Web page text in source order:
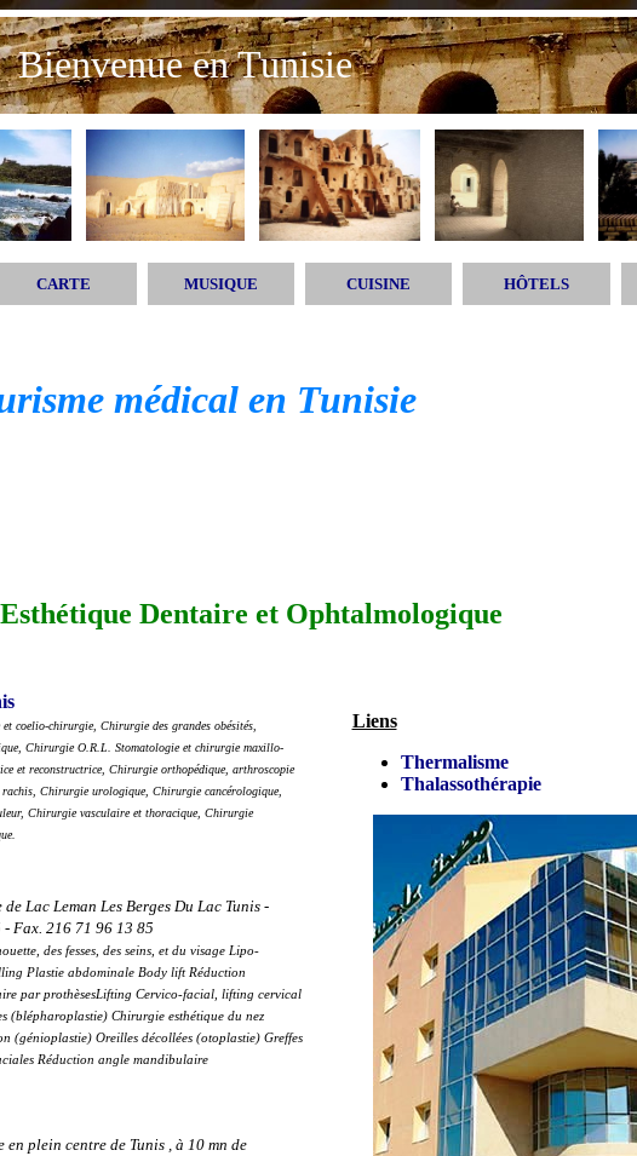
Bienvenue en Tunisie
CARTE MUSIQUE CUISINE HÔTELS
médical en Tunisie
Dentaire et Ophtalmologique
coelio-chirurgie, Chirurgie des grandes obésités,
Chirurgie O.R.L. Stomatologie et chirurgie maxillo-
et reconstructrice, Chirurgie orthopédique, arthroscopie
Chirurgie urologique, Chirurgie cancérologique,
Chirurgie vasculaire et thoracique, Chirurgie
Liens
Thermalisme
Thalassothérapie
de Lac Leman Les Berges Du Lac Tunis -
Fax. 216 71 96 13 85
des fesses, des seins, et du visage Lipo-
Plastie abdominale Body lift Réduction
par prothèsesLifting Cervico-facial, lifting cervical
(blépharoplastie) Chirurgie esthétique du nez
(génioplastie) Oreilles décollées (otoplastie) Greffes
Réduction angle mandibulaire
en plein centre de Tunis , à 10 mn de